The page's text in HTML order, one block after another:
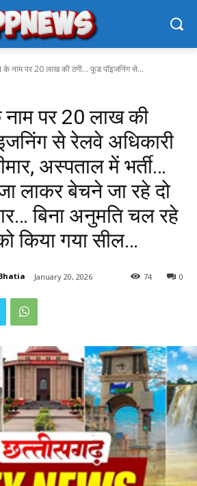
के नाम पर 20 लाख की ठगी… फूड पॉइजनिंग से...
पर 20 लाख की
से रेलवे अधिकारी
अस्पताल में भर्ती…
लाकर बेचने जा रहे दो
बिना अनुमति चल रहे
किया गया सील…
January 20, 2026 0
74